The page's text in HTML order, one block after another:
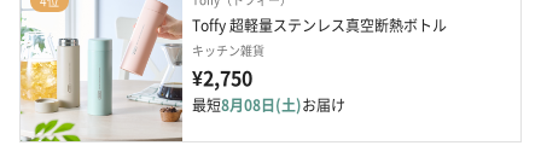
Toffy 超軽量ステンレス真空断熱ボトル
キッチン雑貨
¥2,750
最短8月08日(土)お届け